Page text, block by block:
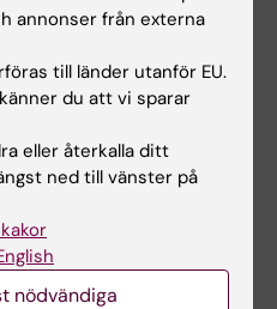
S; Almaghasilah A;
Dworak N; Masur J;
D; Wales D; Kelley J;
a Vulnerability for
in Prostate
N; Bae SY;
J; Abbas T; Ratan
annonser från externa
till länder utanför EU.
du att vi sparar
eller återkalla ditt
ned till vänster på
nödvändiga